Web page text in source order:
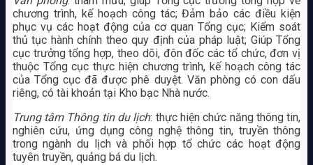
chương trình, kế hoạch công tác; Đảm bảo các điều kiện
phục vụ các hoạt động của cơ quan Tổng cục; Kiểm soát
thủ tục hành chính theo quy định của pháp luật; Giúp Tổng
cục trưởng tổng hợp, theo dõi, đôn đốc các tổ chức, đơn vị
thuộc Tổng cục thực hiện chương trình, kế hoạch công tác
của Tổng cục đã được phê duyệt. Văn phòng có con dấu
riêng, có tài khoản tại Kho bạc Nhà nước.
Trung tâm Thông tin du lịch: thực hiện chức năng thông tin,
nghiên cứu, ứng dụng công nghệ thông tin, truyền thông
trong ngành du lịch và phối hợp tổ chức các hoạt động
tuyên truyền, quảng bá du lịch.